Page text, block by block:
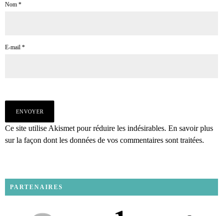
Nom *
E-mail *
Ce site utilise Akismet pour réduire les indésirables. En savoir plus
sur la façon dont les données de vos commentaires sont traitées.
PARTENAIRES